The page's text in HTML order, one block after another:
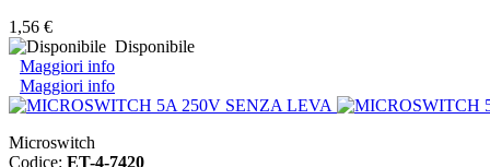
1,56 €
Disponibile
Maggiori info
Maggiori info
Microswitch
Codice: ET-4-7420